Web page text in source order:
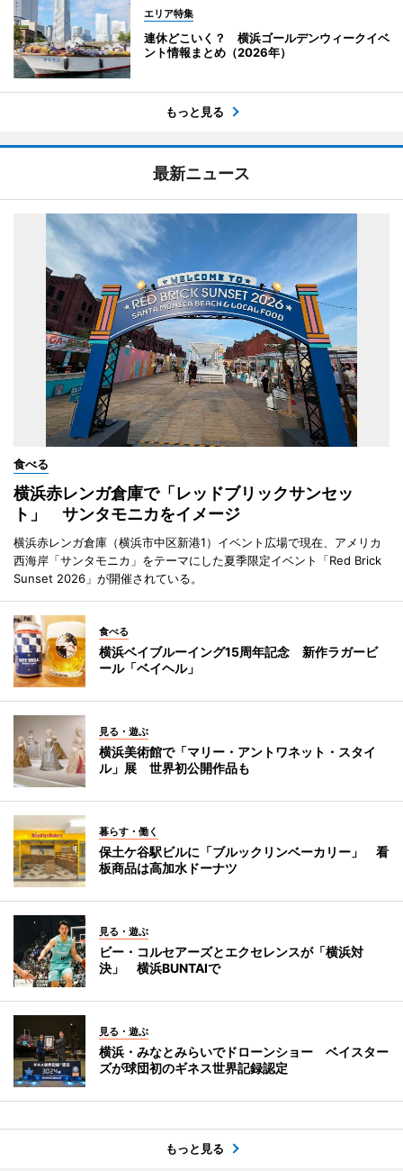
エリア特集
連休どこいく？ 横浜ゴールデンウィークイベ
ント情報まとめ（2026年）
もっと見る
最新ニュース
食べる
横浜赤レンガ倉庫で「レッドブリックサンセッ
ト」 サンタモニカをイメージ
横浜赤レンガ倉庫（横浜市中区新港1）イベント広場で現在、アメリカ
西海岸「サンタモニカ」をテーマにした夏季限定イベント「Red Brick
Sunset 2026」が開催されている。
食べる
横浜ベイブルーイング15周年記念 新作ラガービ
ール「ベイヘル」
見る・遊ぶ
横浜美術館で「マリー・アントワネット・スタイ
ル」展 世界初公開作品も
暮らす・働く
保土ケ谷駅ビルに「ブルックリンベーカリー」 看
板商品は高加水ドーナツ
見る・遊ぶ
ビー・コルセアーズとエクセレンスが「横浜対
決」 横浜BUNTAIで
見る・遊ぶ
横浜・みなとみらいでドローンショー ベイスター
ズが球団初のギネス世界記録認定
もっと見る